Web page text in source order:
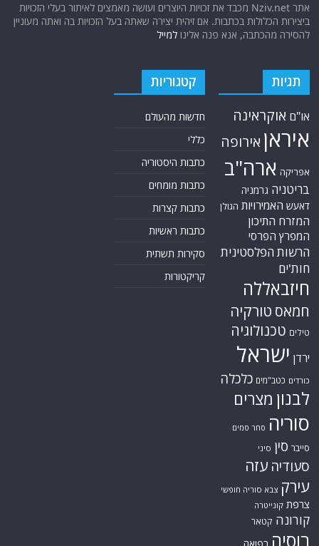
אתר Nziv.net מכבד את זכויות היוצרים ועושה מאמצים לאיתור בעלי הזכויות
ביצירות הכלולות בכתבות. אם זיהית יצירה שאתה בעל הזכויות בה ואתה מעוניין
להסירה מהכתבה, אנא פנה אלינולמייל
תגיות
או"ם אוקראינה
איראן אירופה
אפריקה ארה"ב
בריטניה גרמניה
דאעש האמירויות הגולן
המזרח התיכון
המפרץ הפרסי
הרשות הפלסטינית
חות'ים
חיזבאללה
חמאס טורקיה
טילים טכנולוגיה
ירדן ישראל
כורדים כטב"מים כלכלה
לבנון מצרים
סוריה סחר סמים
סייבר סין סיני
סעודיה עזה
עירק צבא סוריה חופשי
צרפת קונייטרה
קורונה קטאר
רוסיה
קטגוריות
חדשות מהעולם
כללי
כתבות היסטוריה
כתבות מומחים
כתבות קצרות
כתבות ראשיות
סקירות תשתית
קריקטורות